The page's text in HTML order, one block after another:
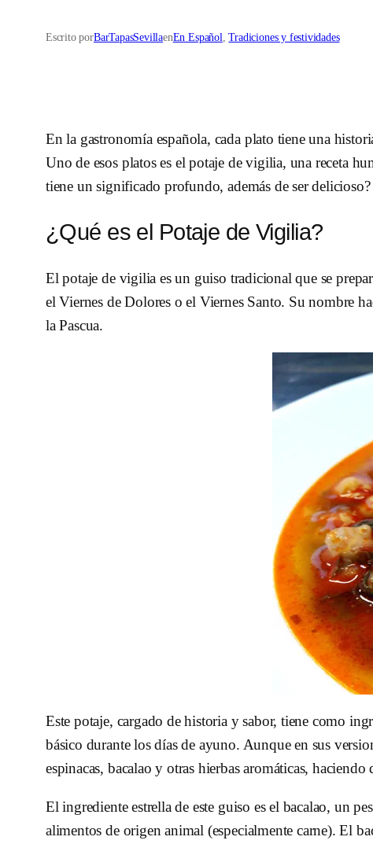
Escrito porBarTapasSevillaenEn Español , Tradiciones y festividades
En la gastronomía española, cada plato tiene una
Uno de esos platos es el potaje de vigilia, una receta
tiene un significado profundo, además de ser delicioso?
¿Qué es el Potaje de Vigilia?
El potaje de vigilia es un guiso tradicional que se
el Viernes de Dolores o el Viernes Santo. Su nombre
la Pascua.
Este potaje, cargado de historia y sabor, tiene como
básico durante los días de ayuno. Aunque en sus
espinacas, bacalao y otras hierbas aromáticas,
El ingrediente estrella de este guiso es el bacalao, un
alimentos de origen animal (especialmente carne). El